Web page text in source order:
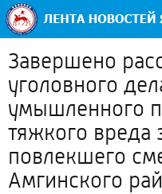
Завершено
уголовного
умышленного
тяжкого вреда
повлекшего
Амгинского